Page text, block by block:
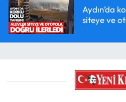
Aydın’da
siteye ve